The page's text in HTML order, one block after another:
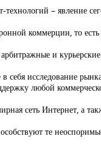
– явление
коммерции, то
и
себя исследование
любой
сеть Интернет, а
те